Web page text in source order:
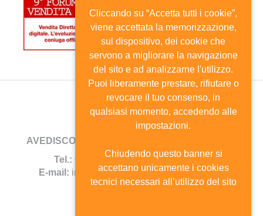
AVEDISCO
Tel.: 02.6702744 -Fax: 02.67385690
E-mail: info@avedisco.it - C.F. 80116270150
Cliccando su “Accetta tutti i cookie”,
viene accettata la memorizzazione,
sul dispositivo, dei cookie che
servono a migliorare la navigazione
del sito e ad analizzarne l'utilizzo.
Puoi liberamente prestare, rifiutare o
revocare il tuo consenso, in
qualsiasi momento, accedendo alle
impostazioni.
Chiudendo questo banner si
accettano unicamente i cookies
tecnici necessari all’utilizzo del sito